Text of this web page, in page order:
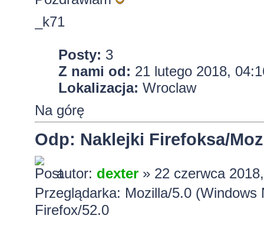
_k71
Posty: 3
Z nami od: 21 lutego 2018,
Lokalizacja: Wroclaw
Na górę
Odp: Naklejki Firefoksa/
autor: dexter» 22 czerwca
Przeglądarka: Mozilla/5.0
Firefox/52.0